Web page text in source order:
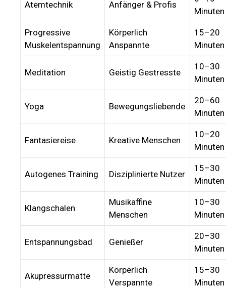
Atemtechnik Anfänger & Profis
Minuten
Progressive
Muskelentspannung
Körperlich
Anspannte
15–20
Minuten
Meditation Geistig Gestresste
10–30
Minuten
Yoga Bewegungsliebende
20–60
Minuten
Fantasiereise Kreative Menschen
10–20
Minuten
Autogenes Training Disziplinierte Nutzer
15–30
Minuten
Klangschalen
Musikaffine
Menschen
10–30
Minuten
Entspannungsbad Genießer
20–30
Minuten
Akupressurmatte
Körperlich
Verspannte
15–30
Minuten